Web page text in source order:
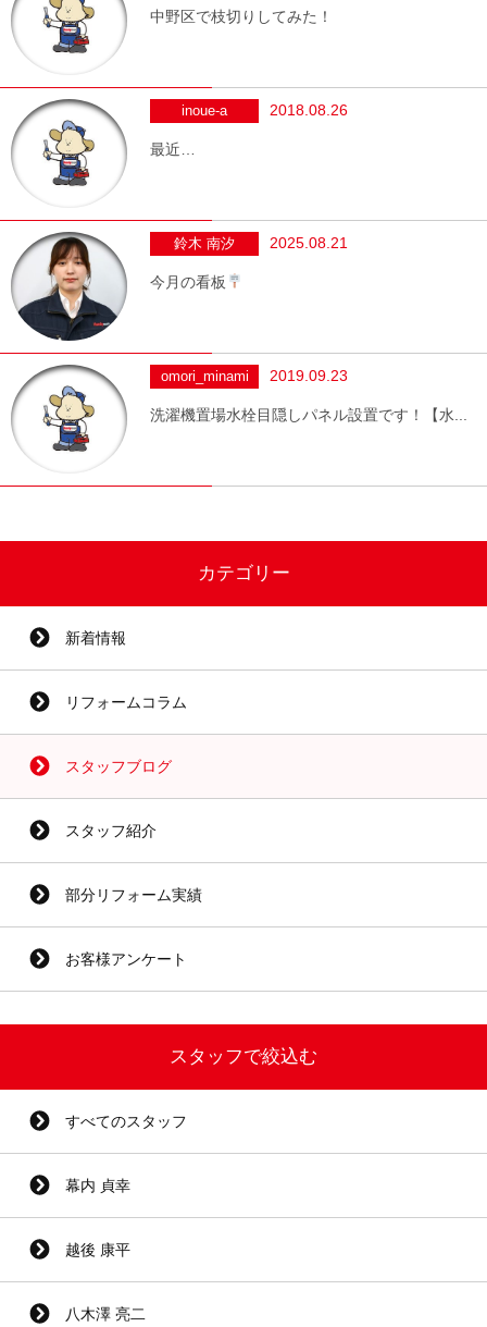
中野区で枝切りしてみた！
inoue-a 2018.08.26
最近…
鈴木 南汐 2025.08.21
今月の看板
omori_minami 2019.09.23
洗濯機置場水栓目隠しパネル設置です！【水...
カテゴリー
新着情報
リフォームコラム
スタッフブログ
スタッフ紹介
部分リフォーム実績
お客様アンケート
スタッフで絞込む
すべてのスタッフ
幕内 貞幸
越後 康平
八木澤 亮二